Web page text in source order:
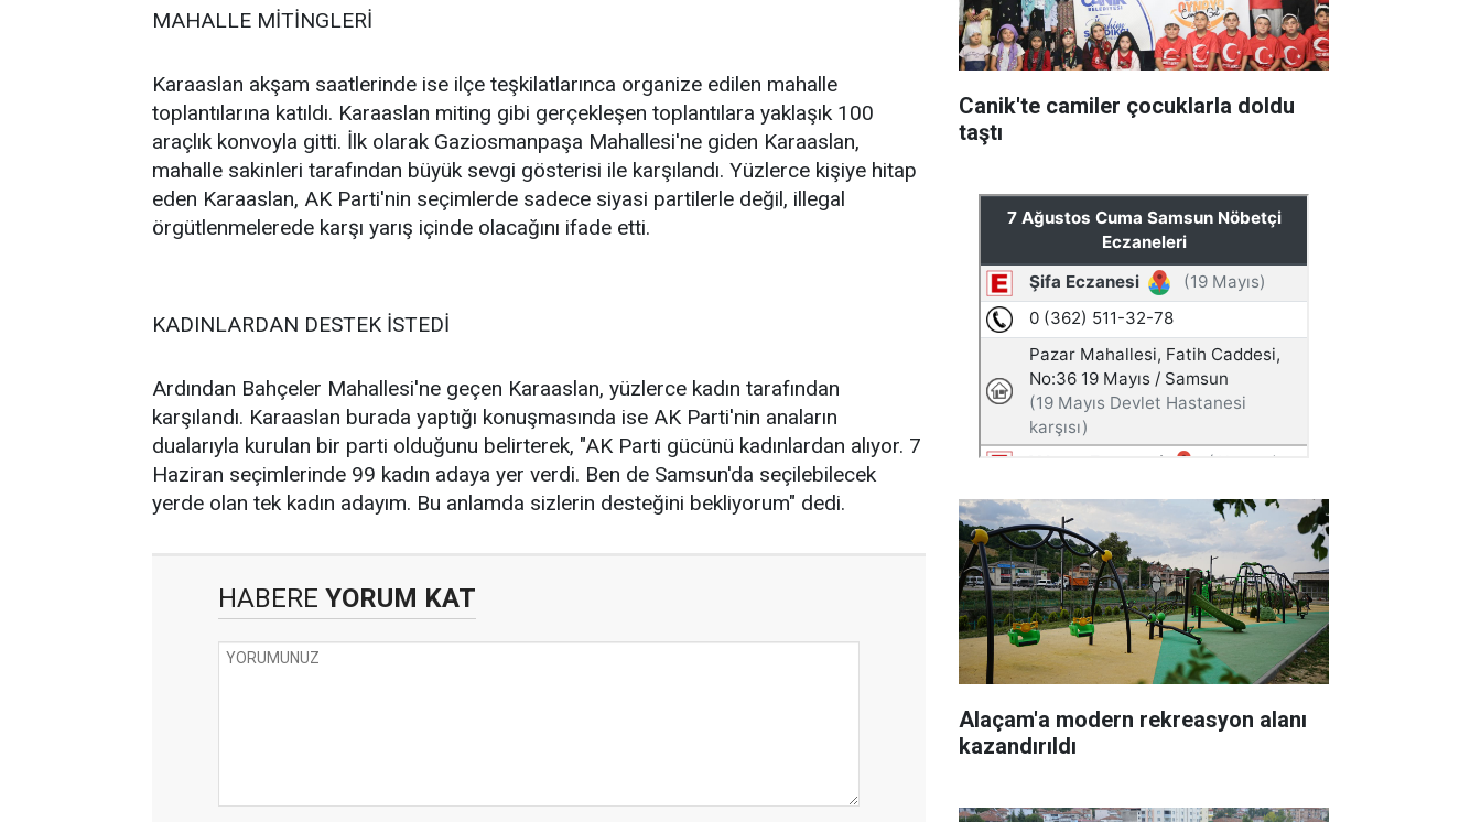
MAHALLE MİTİNGLERİ
Karaaslan akşam saatlerinde ise ilçe teşkilatlarınca organize edilen mahalle
toplantılarına katıldı. Karaaslan miting gibi gerçekleşen toplantılara yaklaşık 100
araçlık konvoyla gitti. İlk olarak Gaziosmanpaşa Mahallesi'ne giden Karaaslan,
mahalle sakinleri tarafından büyük sevgi gösterisi ile karşılandı. Yüzlerce kişiye hitap
eden Karaaslan, AK Parti'nin seçimlerde sadece siyasi partilerle değil, illegal
örgütlenmelerede karşı yarış içinde olacağını ifade etti.
KADINLARDAN DESTEK İSTEDİ
Ardından Bahçeler Mahallesi'ne geçen Karaaslan, yüzlerce kadın tarafından
karşılandı. Karaaslan burada yaptığı konuşmasında ise AK Parti'nin anaların
dualarıyla kurulan bir parti olduğunu belirterek, "AK Parti gücünü kadınlardan alıyor. 7
Haziran seçimlerinde 99 kadın adaya yer verdi. Ben de Samsun'da seçilebilecek
yerde olan tek kadın adayım. Bu anlamda sizlerin desteğini bekliyorum" dedi.
HABERE YORUM KAT
Canik'te camiler çocuklarla doldu
taştı
Alaçam'a modern rekreasyon alanı
kazandırıldı